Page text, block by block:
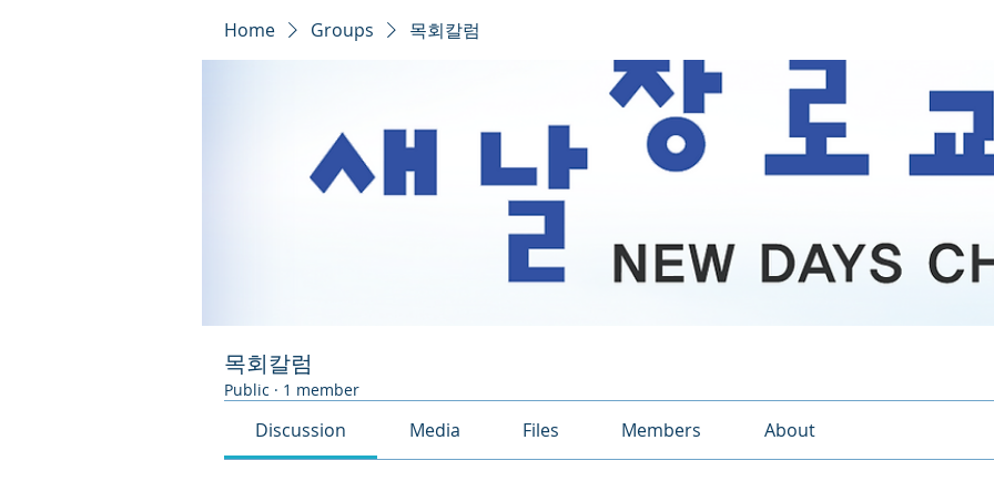
Home Groups 목회칼럼
목회칼럼
Public · 1 member
Discussion Media Files Members About